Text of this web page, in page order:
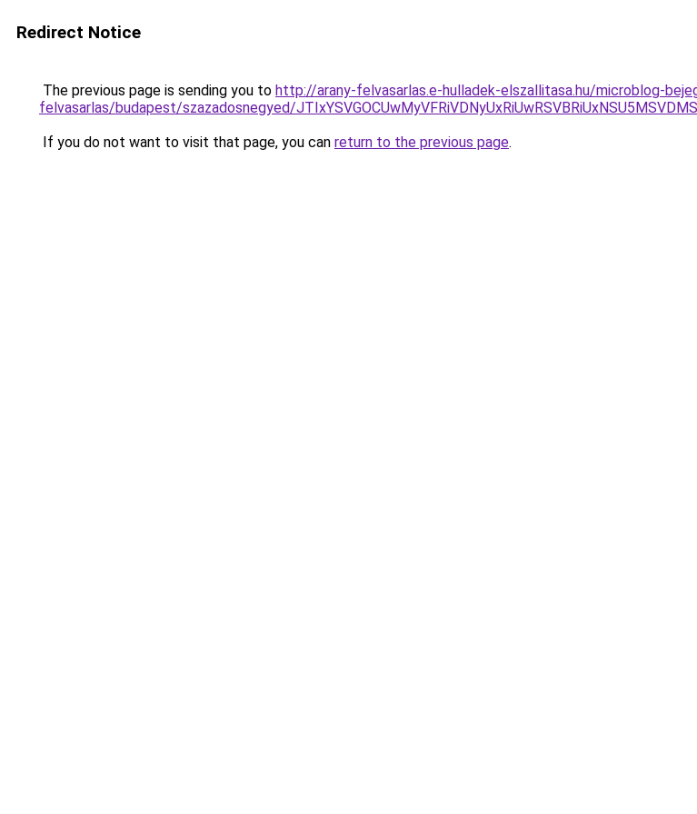
Redirect Notice
The previous page is sending you to http://arany-felvasarlas.e-hulladek-elszallitasa.hu/microblog-
felvasarlas/budapest/szazadosnegyed/
If you do not want to visit that page, you can return to the previous page.